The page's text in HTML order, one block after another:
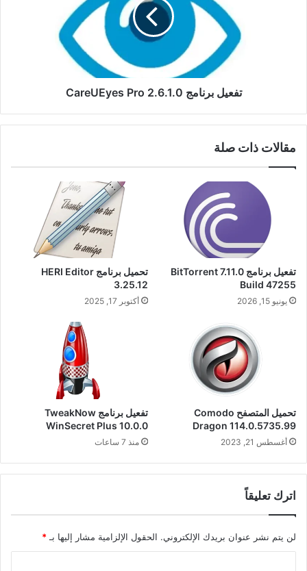
تفعيل برنامج CareUEyes Pro 2.6.1.0
مقالات ذات صلة
تفعيل برنامج BitTorrent 7.11.0
Build 47255
يونيو 15, 2026
تحميل برنامج HERI Editor
3.25.12
أكتوبر 17, 2025
تحميل المتصفح Comodo
Dragon 114.0.5735.99
أغسطس 21, 2023
تفعيل برنامج TweakNow
WinSecret Plus 10.0.0
منذ 7 ساعات
اترك تعليقاً
لن يتم نشر عنوان بريدك الإلكتروني. الحقول الإلزامية مشار إليها بـ *